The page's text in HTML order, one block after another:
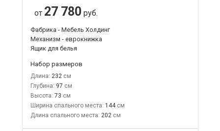
от 27 780 руб.
Фабрика - Мебель Холдинг
Механизм - еврокнижка
Ящик для белья
Набор размеров
Длина: 232
Глубина: 97
Высота: 73
Ширина спального места: 144
Длина спального места: 202